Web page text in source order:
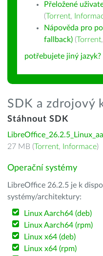
Přeložené
(Torrent,
Nápověda pro
fallback) (Torrent,
potřebujete jiný jazyk?
SDK a zdrojový
Stáhnout SDK
27 MB (Torrent, Informace)
Operační systémy
LibreOffice 26.2.5 je k
systémy/architektury:
Linux Aarch64 (deb)
Linux Aarch64 (rpm)
Linux x64 (deb)
Linux x64 (rpm)